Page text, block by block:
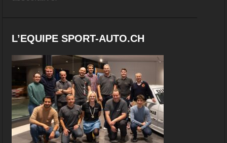
L’EQUIPE SPORT-AUTO.CH